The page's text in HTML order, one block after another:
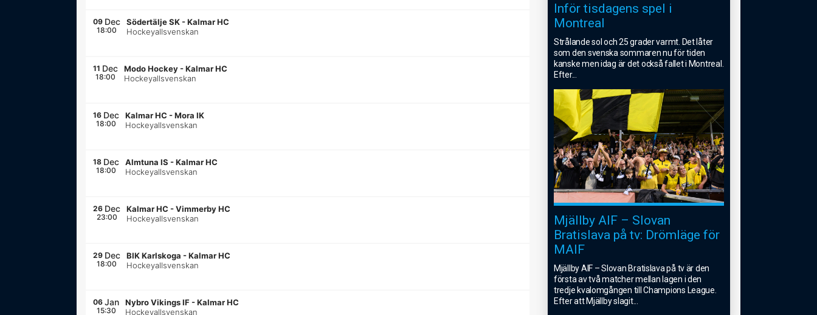
09 Dec
18:00
Södertälje SK -Kalmar HC
Hockeyallsvenskan
11 Dec
18:00
Modo Hockey -Kalmar HC
Hockeyallsvenskan
16 Dec
18:00
Kalmar HC -Mora IK
Hockeyallsvenskan
18 Dec
18:00
Almtuna IS -Kalmar HC
Hockeyallsvenskan
26 Dec
23:00
Kalmar HC -Vimmerby HC
Hockeyallsvenskan
29 Dec
18:00
BIK Karlskoga -Kalmar HC
Hockeyallsvenskan
06 Jan
15:30
Nybro Vikings IF -Kalmar HC
Hockeyallsvenskan
Inför tisdagens spel i
Montreal
Strålande sol och 25 grader varmt. Det låter
som den svenska sommaren nu för tiden
kanske men idag är det också fallet i Montreal.
Efter...
Mjällby AIF – Slovan
Bratislava på tv: Drömläge för
MAIF
Mjällby AIF – Slovan Bratislava på tv är den
första av två matcher mellan lagen i den
tredje kvalomgången till Champions League.
Efter att Mjällby slagit...